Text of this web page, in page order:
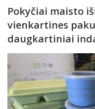
Pokyčiai maisto
vienkartines
daugkartiniai